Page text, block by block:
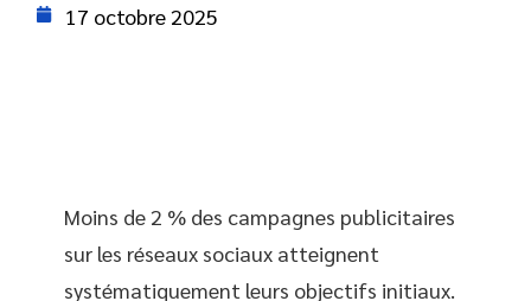
17 octobre 2025
Moins de 2 % des campagnes publicitaires
sur les réseaux sociaux atteignent
systématiquement leurs objectifs initiaux.